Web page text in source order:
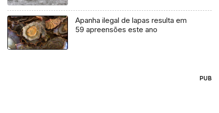
Apanha ilegal de lapas resulta em
59 apreensões este ano
PUB